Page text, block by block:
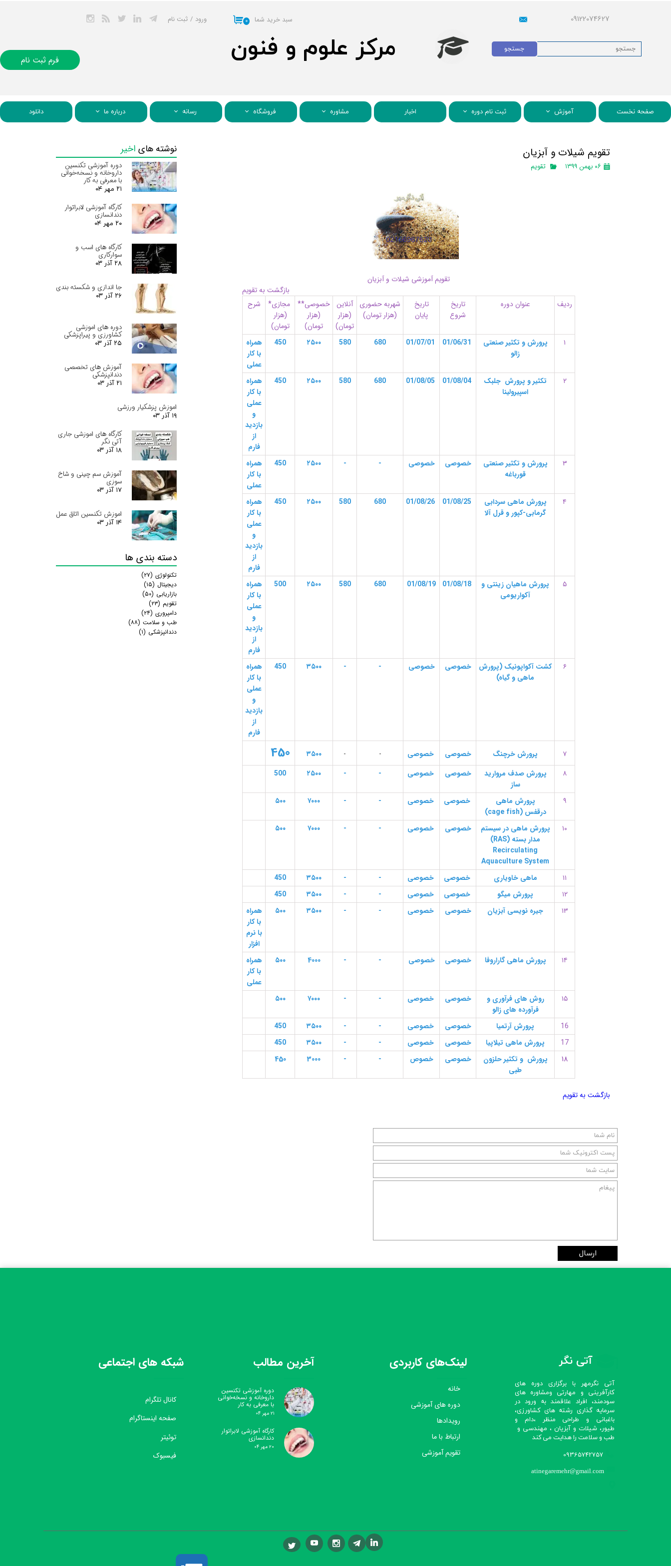
09122074627
مرکز علوم و فنون
۰ سبد خرید شما ورود / ثبت نام
کاربری
فرم ثبت نام
جستجو
صفحه نخست آموزش ثبت نام دوره اخبار مشاوره فروشگاه رسانه درباره ما دانلود
تقویم شیلات و آبزیان
۰۶ بهمن ۱۳۹۹ تقویم
تقویم آموزشی شیلات و آبزیان
بازگشت به تقویم
ردیف
عنوان دوره
تاریخ
شروع
تاریخ
پایان
شهربه حضوری
(هزار تومان)
آنلاین
(هزار
تومان)
خصوصی**
(هزار
تومان)
مجازی*
(هزار
تومان)
شرح
۱
پرورش و تکثیر صنعتی
زالو
680
580 ۲۵۰۰ 450
همراه
با کار
عملی
۲
تکثیر و پرورش جلبک
اسپیرولینا
680
580 ۲۵۰۰ 450
همراه
با کار
عملی
و
بازدید
از
فارم
۳
پرورش و تکثیر صنعتی
قورباغه
خصوصی خصوصی -
- ۲۵۰۰ 450
همراه
با کار
عملی
۴
پرورش ماهی سردابی
گرمابی-کپور و قرل آلا
680
580 ۲۵۰۰ 450
همراه
با کار
عملی
و
بازدید
از
فارم
۵
پرورش ماهیان زینتی و
آکواریومی
01/08/19
680
580 ۲۵۰۰ 500
همراه
با کار
عملی
و
بازدید
از
فارم
۶
کشت آکواپونیک (پرورش
ماهی و گیاه)
خصوصی خصوصی -
- ۳۵۰۰ 450
همراه
با کار
عملی
و
بازدید
از
فارم
۷
پرورش خرچنگ خصوصی خصوصی -
- ۳۵۰۰ 450
۸
پرورش صدف مروارید
ساز
خصوصی خصوصی -
- ۲۵۰۰ 500
۹
پرورش ماهی
درقفس (cage fish)
خصوصی خصوصی -
- ۷۰۰۰ ۵۰۰
۱۰
پرورش ماهی در سیستم
مدار بسته (RAS)
Recirculating
Aquaculture System
خصوصی خصوصی -
- ۷۰۰۰ ۵۰۰
۱۱ ماهی خاویاری خصوصی خصوصی -
- ۳۵۰۰
450
۱۲
پرورش میگو خصوصی خصوصی -
- ۳۵۰۰
450
۱۳
جیره نویسی آبزیان خصوصی خصوصی -
- ۳۵۰۰ ۵۰۰
همراه
با کار
با نرم
افزار
۱۴
پرورش ماهی گاراروفا خصوصی خصوصی -
-
4000 ۵۰۰
همراه
با کار
عملی
۱۵
روش های فرآوری و
فرآورده های زالو
خصوصی خصوصی -
- ۷۰۰۰ ۵۰۰
16 پرورش آرتمیا خصوصی خصوصی -
- ۳۵۰۰
450
17
پرورش ماهی تیلاپیا خصوصی خصوصی -
- ۳۵۰۰
450
18
پرورش و تکثیر حلزون
طبی
خصوصی خصوص -
-
3000
450
بازگشت به تقویم
ارسال
نوشته های اخیر
دوره آموزشی تکنسین
داروخانه و نسخه‌خوانی
با معرفی به کار
۲۱ مهر ۰۴
کارگاه آموزشی لابراتوار
دندانسازی
۲۰ مهر ۰۴
کارگاه های اسب و
سوارکاری
۲۸ آذر ۰۳
جا اندازی و شکسته بندی
۲۶ آذر ۰۳
دوره های اموزشی
کشاورزی و پیراپزشکی
۲۵ آذر ۰۳
آموزش های تخصصی
دندانپزشکی
۲۱ آذر ۰۳
اموزش پزشکیار ورزشی
۱۹ آذر ۰۳
کارگاه های اموزشی جاری
آتی نگر
۱۸ آذر ۰۳
آموزش سم چینی و شاخ
سوزی
۱۷ آذر ۰۳
اموزش تکنسین اتاق عمل
۱۴ آذر ۰۳
دسته بندی ها
تکنولوژی (۲۷)
دیجیتال (۱۵)
بازاریابی (۵۰)
تقویم (۲۳)
دامپروری (۲۴)
طب و سلامت (۸۸)
دندانپزشکی (۱)
آتی نگر
آتی نگرمهر با برگزاری دوره های
کارآفرینی و مهارتی ومشاوره های
سودمند، افراد علاقمند به ورود در
سرمایه گذاری رشته های کشاورزی،
باغبانی و طراحی منظر ،دام و
طیور، شیلات و آبزیان ، مهندسی و
طب و سلامت را هدایت می کند​​​​​​​
09365742757
atinegaremehr@gmail.com
لینک‌های کاربردی
خانه
دوره های آموزشی
رویدادها
ارتباط با ما
تقویم آموزشی
آخرین مطالب
دوره آموزشی تکنسین
داروخانه و نسخه‌خوانی
با معرفی به کار
۲۱ مهر ۰۴
کارگاه آموزشی لابراتوار
دندانسازی
۲۰ مهر ۰۴
شبکه های اجتماعی
کانال تلگرام
صفحه اینستاگرام
توئیتر
فیسبوک